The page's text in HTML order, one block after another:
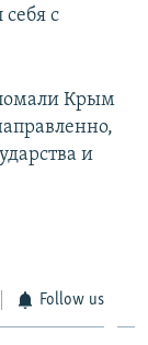
с
Крым
и
Follow us